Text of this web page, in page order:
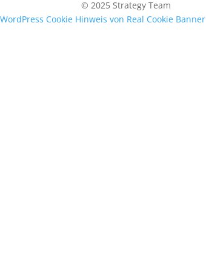
© 2025 Strategy Team
WordPress Cookie Hinweis von Real Cookie Banner